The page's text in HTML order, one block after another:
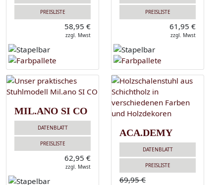
PREISLISTE
58,95 €
zzgl. Mwst
PREISLISTE
61,95 €
zzgl. Mwst
MIL.ANO SI CO
DATENBLATT
PREISLISTE
62,95 €
zzgl. Mwst
ACA.DEMY
DATENBLATT
PREISLISTE
69,95 €